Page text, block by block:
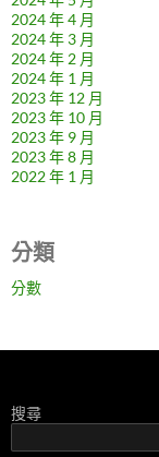
2024 年 4 月
2024 年 3 月
2024 年 2 月
2024 年 1 月
2023 年 12 月
2023 年 10 月
2023 年 9 月
2023 年 8 月
2022 年 1 月
分類
分數
搜尋